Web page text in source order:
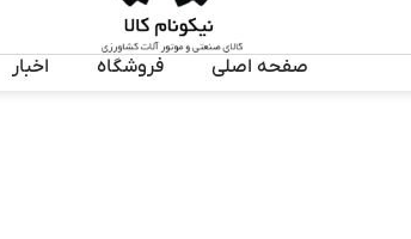
صفحه اصلی فروشگاه اخبار